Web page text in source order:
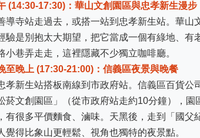
(14:30-17:30)：華山文創園區與忠孝新生漫步
導寺站走過去，或搭一站到忠孝新生站。華
驗是別抱太大期望，把它當成一個有綠地、
小巷弄走走，這裡隱藏不少獨立咖啡廳。
至晚上 (17:30-21:00)：信義區夜景與晚餐
孝新生站搭板南線到市政府站。信義區百貨公
菸文創園區」（從市政府站走約10分鐘），
有很多平價麵食、滷味。天黑後，走到「國
覺得比象山更輕鬆、視角也獨特的夜景點。